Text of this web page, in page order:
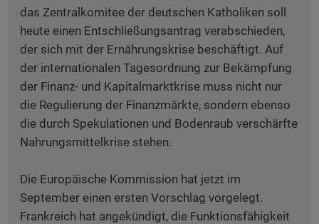
das Zentralkomitee der deutschen Katholiken soll
heute einen Entschließungsantrag verabschieden,
der sich mit der Ernährungskrise beschäftigt. Auf
der internationalen Tagesordnung zur Bekämpfung
der Finanz- und Kapitalmarktkrise muss nicht nur
die Regulierung der Finanzmärkte, sondern ebenso
die durch Spekulationen und Bodenraub verschärfte
Nahrungsmittelkrise stehen.
Die Europäische Kommission hat jetzt im
September einen ersten Vorschlag vorgelegt.
Frankreich hat angekündigt, die Funktionsfähigkeit